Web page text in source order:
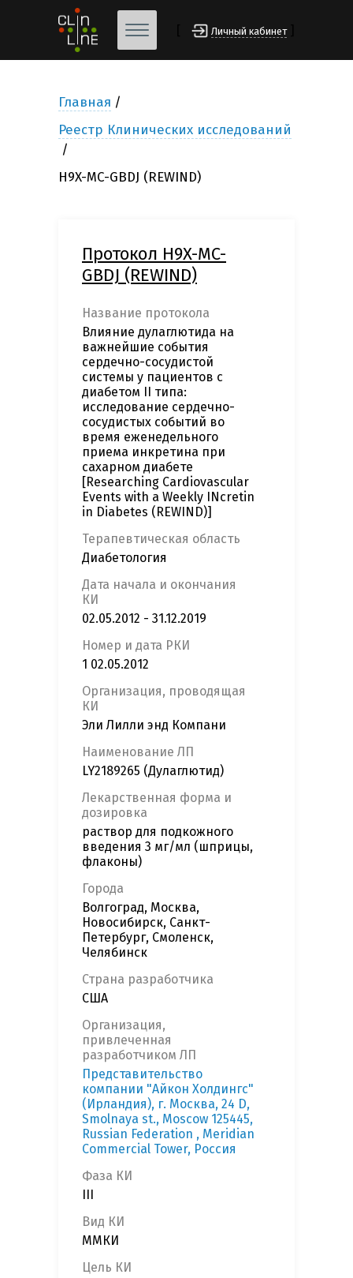
Личный кабинет
Главная
Реестр Клинических исследований
H9X-MC-GBDJ (REWIND)
Протокол H9X-MC-
GBDJ (REWIND)
Название протокола
Влияние дулаглютида на
важнейшие события
сердечно-сосудистой
системы у пациентов с
диабетом II типа:
исследование сердечно-
сосудистых событий во
время еженедельного
приема инкретина при
сахарном диабете
[Researching Cardiovascular
Events with a Weekly INcretin
in Diabetes (REWIND)]
Терапевтическая область
Диабетология
Дата начала и окончания
КИ
02.05.2012 - 31.12.2019
Номер и дата РКИ
1 02.05.2012
Организация, проводящая
КИ
Эли Лилли энд Компани
Наименование ЛП
LY2189265 (Дулаглютид)
Лекарственная форма и
дозировка
раствор для подкожного
введения 3 мг/мл (шприцы,
флаконы)
Города
Волгоград, Москва,
Новосибирск, Санкт-
Петербург, Смоленск,
Челябинск
Страна разработчика
США
Организация,
привлеченная
разработчиком ЛП
Представительство
компании "Айкон Холдингс"
(Ирландия), г. Москва, 24 D,
Smolnaya st., Moscow 125445,
Russian Federation , Meridian
Commercial Tower, Россия
Фаза КИ
Вид КИ
ММКИ
Цель КИ